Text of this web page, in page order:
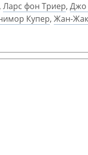
, Ларс фон Триер, Джо
Купер, Жан-